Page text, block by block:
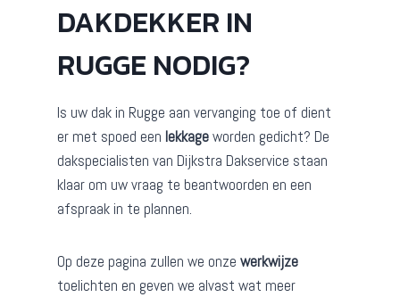
DAKDEKKER IN
RUGGE NODIG?
Is uw dak in Rugge aan vervanging toe of dient
er met spoed een lekkageworden gedicht? De
dakspecialisten van Dijkstra Dakservice staan
klaar om uw vraag te beantwoorden en een
afspraak in te plannen.
Op deze pagina zullen we onze werkwijze
toelichten en geven we alvast wat meer